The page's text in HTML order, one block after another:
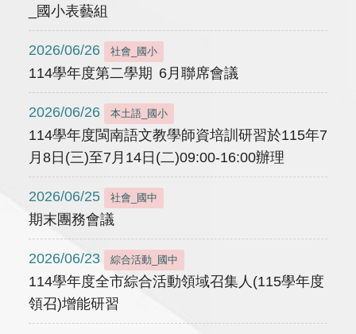
_國小表藝組
2026/06/26 社會_國小
114學年度第二學期 6月聯席會議
2026/06/26 本土語_國小
114學年度閩南語文教學師資培訓研習於115年7
月8日(三)至7月14日(二)09:00-16:00辦理
2026/06/25 社會_國中
期末團務會議
2026/06/23 綜合活動_國中
114學年度全市綜合活動領域召集人(115學年度
領召)增能研習